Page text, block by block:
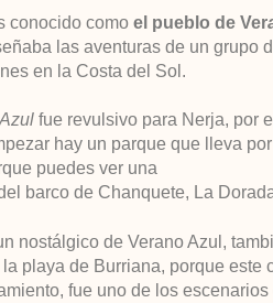
conocido comoel pueblo de Ver
las aventuras de un grupo
en la Costa del Sol.
fue revulsivo para Nerja, por
hay un parque que lleva
puedes ver una
barco de Chanquete, La
nostálgico de Verano Azul,
playa de Burriana, porque este
fue uno de los